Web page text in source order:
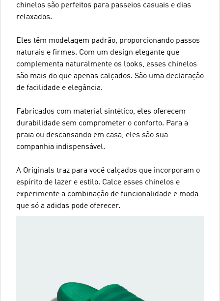
chinelos são perfeitos para passeios casuais e dias
relaxados.
Eles têm modelagem padrão, proporcionando passos
naturais e firmes. Com um design elegante que
complementa naturalmente os looks, esses chinelos
são mais do que apenas calçados. São uma declaração
de facilidade e elegância.
Fabricados com material sintético, eles oferecem
durabilidade sem comprometer o conforto. Para a
praia ou descansando em casa, eles são sua
companhia indispensável.
A Originals traz para você calçados que incorporam o
espírito de lazer e estilo. Calce esses chinelos e
experimente a combinação de funcionalidade e moda
que só a adidas pode oferecer.